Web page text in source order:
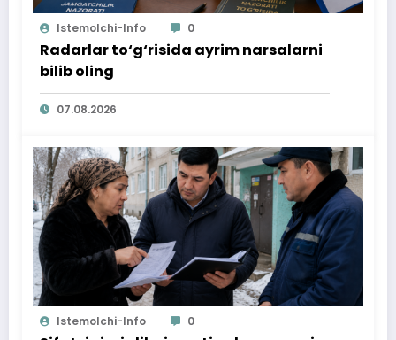
Istemolchi-Info 0
Radarlar to‘g‘risida ayrim narsalarni
bilib oling
07.08.2026
Istemolchi-Info 0